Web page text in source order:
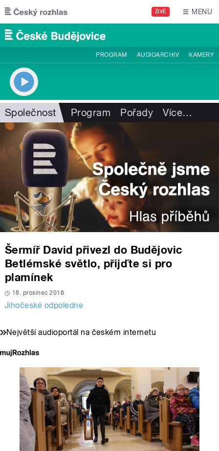
Přejít k hlavnímu obsahu
ŽIVĚ MENU
PROGRAM AUDIOARCHIV KAMERY
Společnost Program Pořady Více…
Šermíř David přivezl do Budějovic
Betlémské světlo, přijďte si pro
plamínek
18. prosinec 2018
Jihočeské odpoledne
Největší audioportál na českém internetu